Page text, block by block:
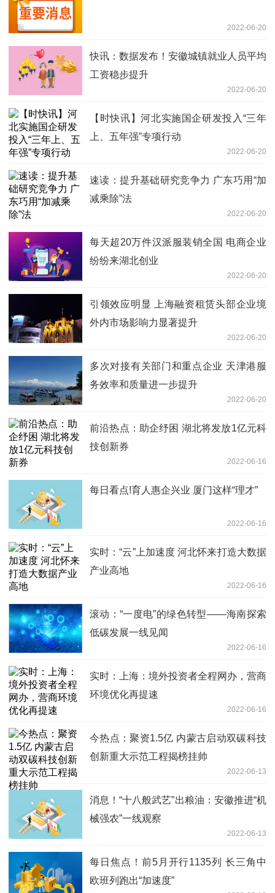
2022-06-20
快讯：数据发布！安徽城镇就业人员平均
工资稳步提升
2022-06-20
【时快讯】河北实施国企研发投入“三年
上、五年强”专项行动
2022-06-20
速读：提升基础研究竞争力 广东巧用“加
减乘除”法
2022-06-20
每天超20万件汉派服装销全国 电商企业
纷纷来湖北创业
2022-06-20
引领效应明显 上海融资租赁头部企业境
外内市场影响力显著提升
2022-06-20
多次对接有关部门和重点企业 天津港服
务效率和质量进一步提升
2022-06-20
前沿热点：助企纾困 湖北将发放1亿元科
技创新券
2022-06-16
每日看点!育人惠企兴业 厦门这样“理才”
2022-06-16
实时：“云”上加速度 河北怀来打造大数据
产业高地
2022-06-16
滚动：“一度电”的绿色转型——海南探索
低碳发展一线见闻
2022-06-16
实时：上海：境外投资者全程网办，营商
环境优化再提速
2022-06-16
今热点：聚资1.5亿 内蒙古启动双碳科技
创新重大示范工程揭榜挂帅
2022-06-13
消息！“十八般武艺”出粮油：安徽推进“机
械强农”一线观察
2022-06-13
每日焦点！前5月开行1135列 长三角中
欧班列跑出“加速度”